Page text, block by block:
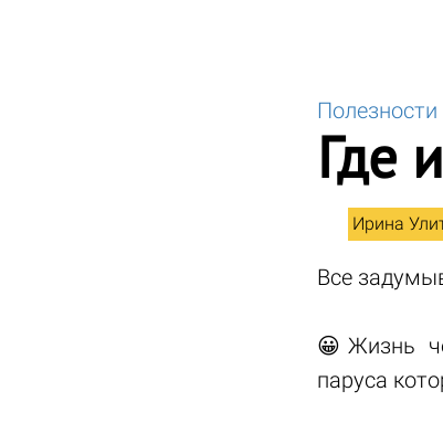
Где
Ирина
Все
😀Жизнь
паруса